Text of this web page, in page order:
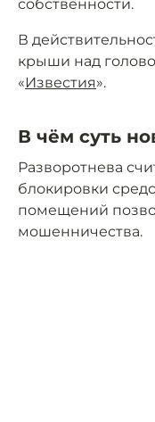
собственности.
В
крыши над
«Известия».
В чём суть
Разворотнева
блокировки
помещений
мошенничества.